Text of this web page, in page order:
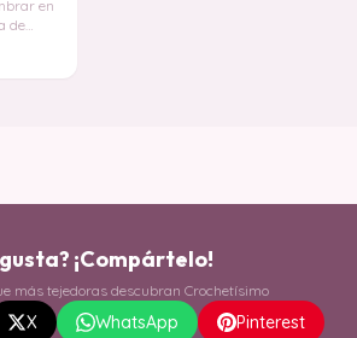
en
de
gusta? ¡Compártelo!
más tejedoras descubran Crochetísimo
X WhatsApp
Pinterest